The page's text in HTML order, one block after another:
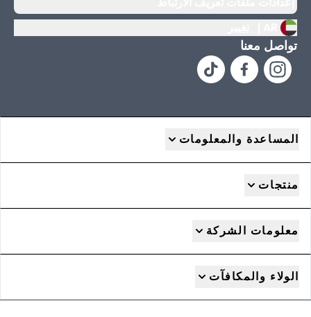
تواصل معنا
المساعدة والمعلومات
منتجات
معلومات الشركة
الولاء والمكافآت